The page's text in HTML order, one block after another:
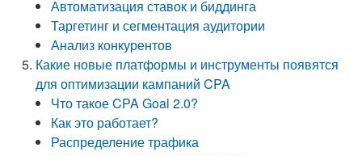
Автоматизация ставок и биддинга
Таргетинг и сегментация аудитории
Анализ конкурентов
Какие новые платформы и инструменты появятся
для оптимизации кампаний CPA
Что такое CPA Goal 2.0?
Как это работает?
Распределение трафика